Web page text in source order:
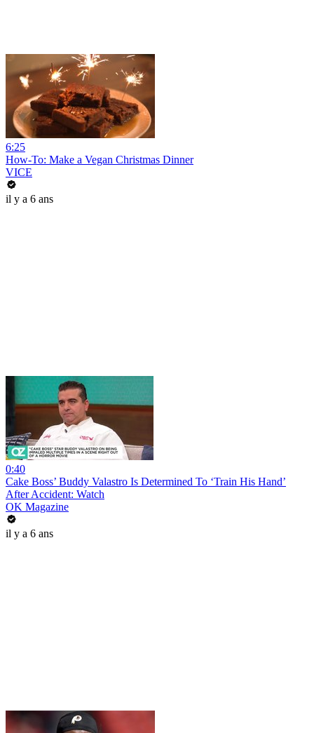
6:25
How-To: Make a Vegan Christmas Dinner
VICE
il y a 6 ans
0:40
Cake Boss’ Buddy Valastro Is Determined To ‘Train His Hand’
After Accident: Watch
OK Magazine
il y a 6 ans